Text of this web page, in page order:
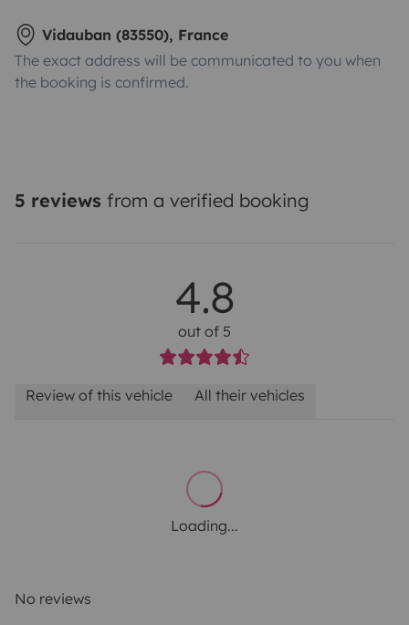
Vidauban (83550), France
The exact address will be communicated to you when
the booking is confirmed.
5 reviews from a verified booking
4.8
out of 5
Review of this vehicle All their vehicles
Loading...
No reviews